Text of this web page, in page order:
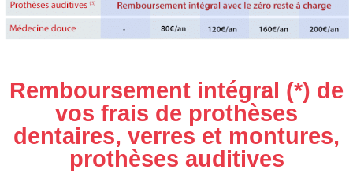
Remboursement intégral (*) de
vos frais de prothèses
dentaires, verres et montures,
prothèses auditives